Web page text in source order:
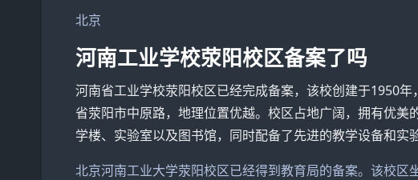
北京
河南工业学校荥阳校区备案了吗
河南省工业学校荥阳校区已经完成备案，该校创建于1950
省荥阳市中原路，地理位置优越。校区占地广阔，拥有优
学楼、实验室以及图书馆，同时配备了先进的教学设备和实
北京河南工业大学荥阳校区已经得到教育局的备案。该校